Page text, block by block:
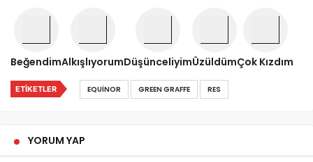
BeğendimAlkışlıyorumDüşünceliyimÜzüldümÇok Kızdım
ETIKETLER EQUINOR GREEN GRAFFE RES
YORUM YAP